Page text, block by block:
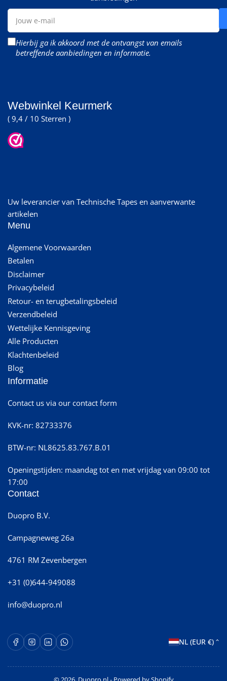
Jouw
mail
Hierbij ga ik akkoord met de ontvangst van emails
betreffende aanbiedingen en informatie.
Webwinkel Keurmerk
( 9,4 / 10 Sterren )
Uw leverancier van Technische Tapes en aanverwante
artikelen
Menu
Algemene Voorwaarden
Betalen
Disclaimer
Privacybeleid
Retour- en terugbetalingsbeleid
Verzendbeleid
Wettelijke Kennisgeving
Alle Producten
Klachtenbeleid
Blog
Informatie
Contact us via our contact form
KVK-nr: 82733376
BTW-nr: NL8625.83.767.B.01
Openingstijden: maandag tot en met vrijdag van 09:00 tot
17:00
Contact
Duopro B.V.
Campagneweg 26a
4761 RM Zevenbergen
+31 (0)644-949088
info@duopro.nl
FacebookInstagram
LinkedInWhatsApp Opent in een nieuw venster.
L
n
NL (EUR €)